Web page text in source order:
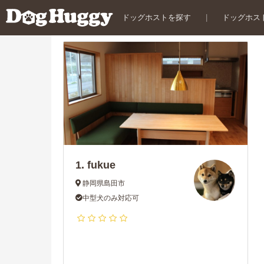
ドッグホストを探す ドッグホス
1. fukue
静岡県島田市
中型犬のみ対応可